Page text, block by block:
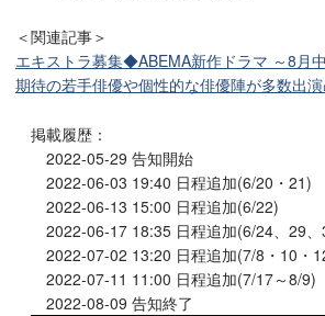
＜関連記事＞
エキストラ募集◆ABEMA新作ドラマ ～8月
期待の若手俳優や個性的な俳優陣が多数出
掲載履歴：
2022-05-29 告知開始
2022-06-03 19:40 日程追加(6/20・21)
2022-06-13 15:00 日程追加(6/22)
2022-06-17 18:35 日程追加(6/24、29
2022-07-02 13:20 日程追加(7/8・10・
2022-07-11 11:00 日程追加(7/17～8/9)
2022-08-09 告知終了